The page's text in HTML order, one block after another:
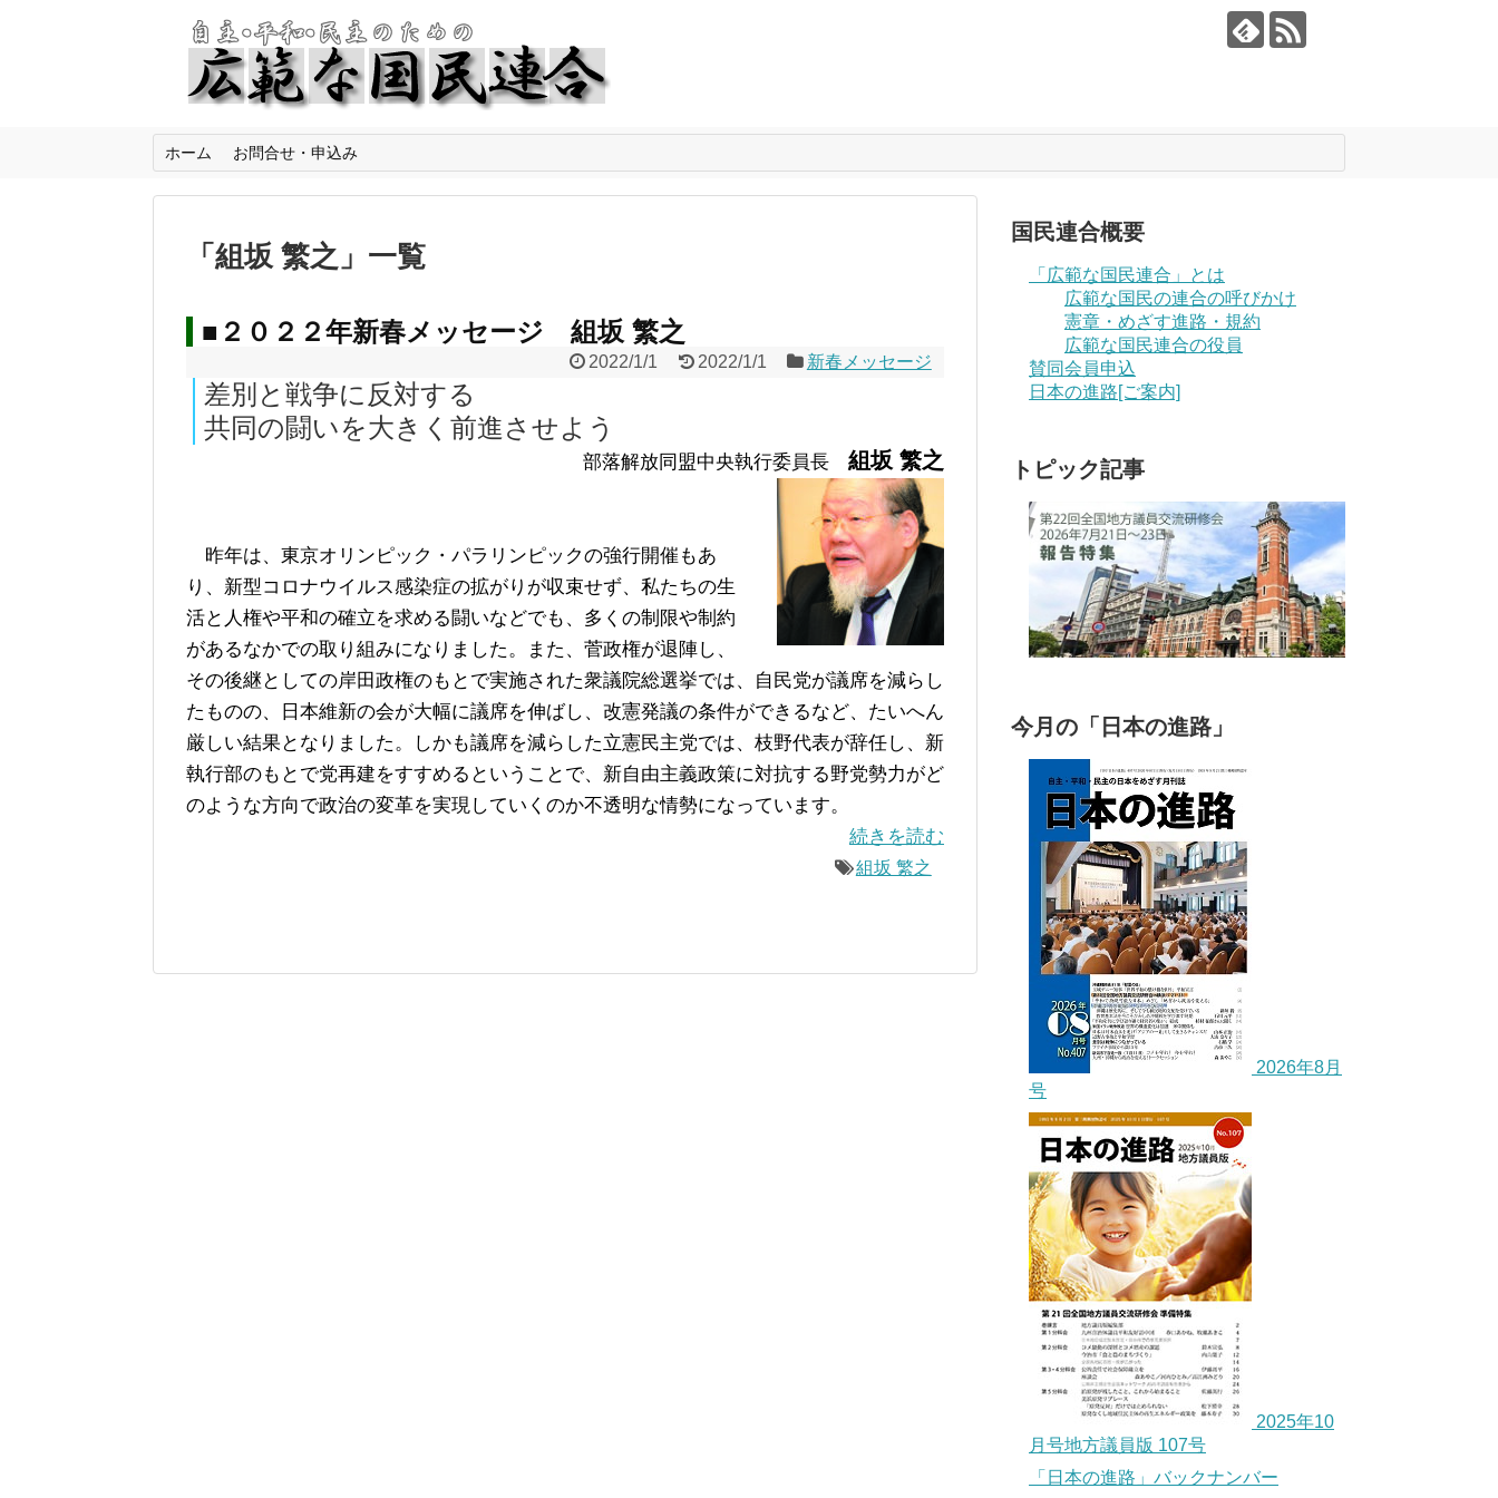
ホーム お問合せ・申込み
「 組坂 繁之 」 一覧
■２０２２年新春メッセージ 組坂 繁之
2022/1/1 2022/1/1 新春メッセージ
差別と戦争に反対する
共同の闘いを大きく前進させよう
部落解放同盟中央執行委員長 組坂 繁之
昨年は、東京オリンピック・パラリンピックの強行開催もあ
り、新型コロナウイルス感染症の拡がりが収束せず、私たちの生
活と人権や平和の確立を求める闘いなどでも、多くの制限や制約
があるなかでの取り組みになりました。また、菅政権が退陣し、
その後継としての岸田政権のもとで実施された衆議院総選挙では、自民党が議席を減らし
たものの、日本維新の会が大幅に議席を伸ばし、改憲発議の条件ができるなど、たいへん
厳しい結果となりました。しかも議席を減らした立憲民主党では、枝野代表が辞任し、新
執行部のもとで党再建をすすめるということで、新自由主義政策に対抗する野党勢力がど
のような方向で政治の変革を実現していくのか不透明な情勢になっています。
続きを読む
組坂 繁之
国民連合概要
「広範な国民連合」とは
広範な国民の連合の呼びかけ
憲章・めざす進路・規約
広範な国民連合の役員
賛同会員申込
日本の進路[ご案内]
トピック記事
今月の「日本の進路」
2026年8月
号
2025年10
月号地方議員版 107号
「日本の進路」バックナンバー